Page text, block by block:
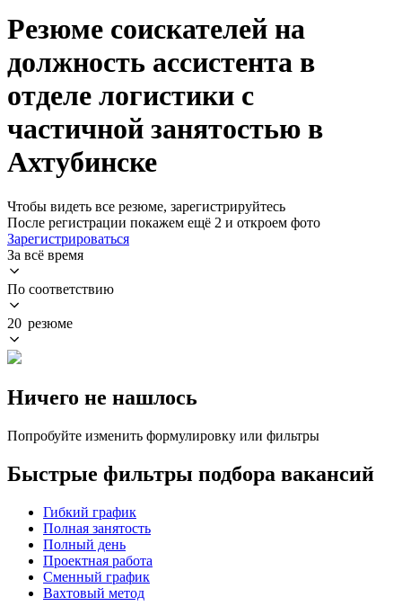
Резюме соискателей на
должность ассистента в
отделе логистики с
частичной занятостью в
Ахтубинске
Чтобы видеть все резюме, зарегистрируйтесь
После регистрации покажем ещё 2 и откроем фото
Зарегистрироваться
За всё время
По соответствию
20 резюме
Ничего не нашлось
Попробуйте изменить формулировку или фильтры
Быстрые фильтры подбора вакансий
Гибкий график
Полная занятость
Полный день
Проектная работа
Сменный график
Вахтовый метод